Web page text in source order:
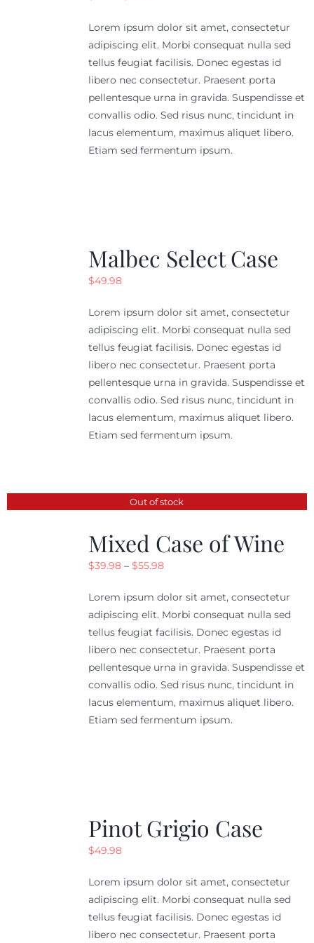
was:
$18.99.
is:
$14.99.
Lorem ipsum dolor sit amet, consectetur
adipiscing elit. Morbi consequat nulla sed
tellus feugiat facilisis. Donec egestas id
libero nec consectetur. Praesent porta
pellentesque urna in gravida. Suspendisse et
convallis odio. Sed risus nunc, tincidunt in
lacus elementum, maximus aliquet libero.
Etiam sed fermentum ipsum.
Malbec Select Case
$49.98
Lorem ipsum dolor sit amet, consectetur
adipiscing elit. Morbi consequat nulla sed
tellus feugiat facilisis. Donec egestas id
libero nec consectetur. Praesent porta
pellentesque urna in gravida. Suspendisse et
convallis odio. Sed risus nunc, tincidunt in
lacus elementum, maximus aliquet libero.
Etiam sed fermentum ipsum.
Out of stock
Mixed Case of Wine
$39.98 – $55.98Price
$39.98
through
$55.98
Lorem ipsum dolor sit amet, consectetur
adipiscing elit. Morbi consequat nulla sed
tellus feugiat facilisis. Donec egestas id
libero nec consectetur. Praesent porta
pellentesque urna in gravida. Suspendisse et
convallis odio. Sed risus nunc, tincidunt in
lacus elementum, maximus aliquet libero.
Etiam sed fermentum ipsum.
Pinot Grigio Case
$49.98
Lorem ipsum dolor sit amet, consectetur
adipiscing elit. Morbi consequat nulla sed
tellus feugiat facilisis. Donec egestas id
libero nec consectetur. Praesent porta